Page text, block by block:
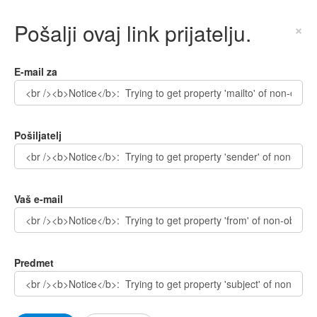
Pošalji ovaj link prijatelju. ×
E-mail za
Pošiljatelj
Vaš e-mail
Predmet